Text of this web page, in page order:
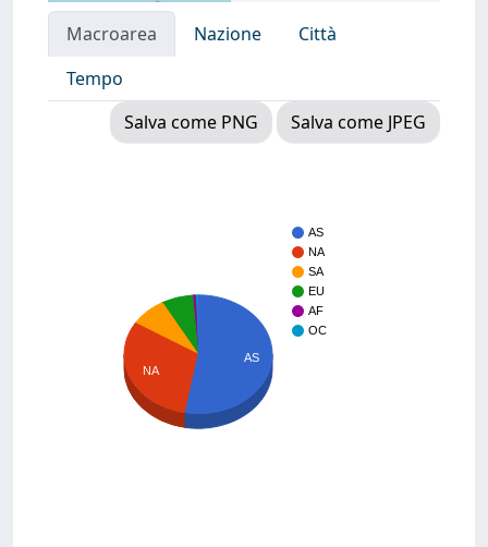
Macroarea Nazione
Città
Tempo
Salva come PNG
Salva come JPEG
AS
NA
SA
EU
AF
OC
NA
AS